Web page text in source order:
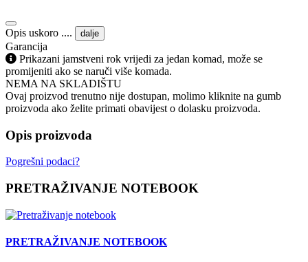
Opis uskoro .... dalje
Garancija
Prikazani jamstveni rok vrijedi za jedan komad, može se
promijeniti ako se naruči više komada.
NEMA NA SKLADIŠTU
Ovaj proizvod trenutno nije dostupan, molimo kliknite na gumb
proizvoda ako želite primati obavijest o dolasku proizvoda.
Opis proizvoda
Pogrešni podaci?
PRETRAŽIVANJE NOTEBOOK
PRETRAŽIVANJE NOTEBOOK